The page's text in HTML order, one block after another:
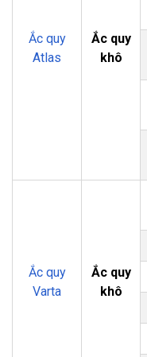
Ắc quy
Atlas
Ắc quy
khô
Ắc quy
Varta
Ắc quy
khô